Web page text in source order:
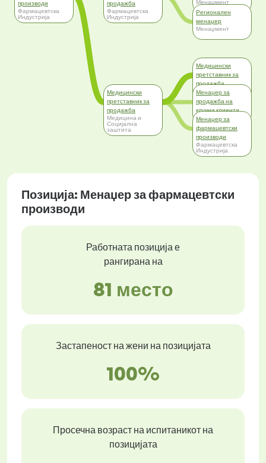
производи
Фармацевтска
Индустрија
продажба
Фармацевтска
Индустрија
Медицински
претставник за
продажба
Медицина и
Социјална
заштита
Менаџмент
Регионален
менаџер
Менаџмент
Медицински
претставник за
продажба
Фармацевтска
Индустрија
Менаџер за
продажба на
клучни клиенти
Трговија
Менаџер за
фармацевтски
производи
Фармацевтска
Индустрија
Позиција: Менаџер за фармацевтски
производи
Работната позиција е
рангирана на
81 место
Застапеност на жени на позицијата
100%
Просечна возраст на испитаникот на
позицијата